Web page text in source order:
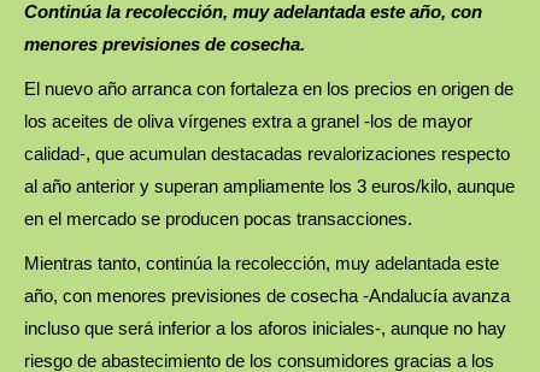
Continúa la recolección, muy adelantada este año, con
menores previsiones de cosecha.
El nuevo año arranca con fortaleza en los precios en origen de
los aceites de oliva vírgenes extra a granel -los de mayor
calidad-, que acumulan destacadas revalorizaciones respecto
al año anterior y superan ampliamente los 3 euros/kilo, aunque
en el mercado se producen pocas transacciones.
Mientras tanto, continúa la recolección, muy adelantada este
año, con menores previsiones de cosecha -Andalucía avanza
incluso que será inferior a los aforos iniciales-, aunque no hay
riesgo de abastecimiento de los consumidores gracias a los